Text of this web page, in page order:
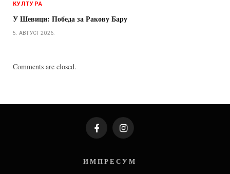
КУЛТУРА
У Шевици: Победа за Ракову Бару
5. АВГУСТ 2026.
Comments are closed.
FacebookInstagram
И М П Р Е С У М